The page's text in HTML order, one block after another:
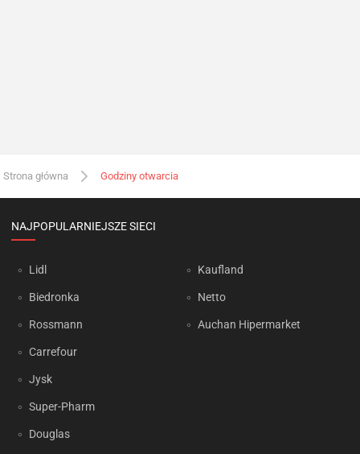
Strona główna Godziny otwarcia
NAJPOPULARNIEJSZE SIECI
Lidl
Biedronka
Rossmann
Carrefour
Jysk
Super-Pharm
Douglas
Kaufland
Netto
Auchan Hipermarket